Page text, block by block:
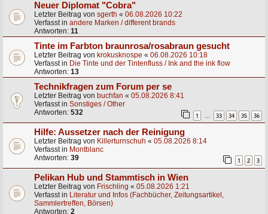
Neuer Diplomat "Cobra"
Letzter Beitrag von sgerth « 06.08.2026 10:22
Verfasst in andere Marken / different brands
Antworten: 11
Tinte im Farbton braunrosa/rosabraun gesucht
Letzter Beitrag von krokusknospe « 06.08.2026 10:18
Verfasst in Die Tinte und der Tintenfluss / Ink and the ink flow
Antworten: 13
Technikfragen zum Forum per se
Letzter Beitrag von buchfan « 05.08.2026 8:41
Verfasst in Sonstiges / Other
Antworten: 532 1 33 34 35 36
Hilfe: Aussetzer nach der Reinigung
Letzter Beitrag von Killerturnschuh « 05.08.2026 8:14
Verfasst in Montblanc
Antworten: 39 1 2 3
Pelikan Hub und Stammtisch in Wien
Letzter Beitrag von Frischling « 05.08.2026 1:21
Verfasst in Literatur und Infos (Fachbücher, Zeitungsartikel,
Sammlertreffen, Börsen)
Antworten: 2